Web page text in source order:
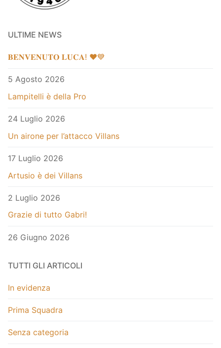
ULTIME NEWS
𝐁𝐄𝐍𝐕𝐄𝐍𝐔𝐓𝐎 𝐋𝐔𝐂𝐀! ❤️💙
5 Agosto 2026
Lampitelli è della Pro
24 Luglio 2026
Un airone per l’attacco Villans
17 Luglio 2026
Artusio è dei Villans
2 Luglio 2026
Grazie di tutto Gabri!
26 Giugno 2026
TUTTI GLI ARTICOLI
In evidenza
Prima Squadra
Senza categoria